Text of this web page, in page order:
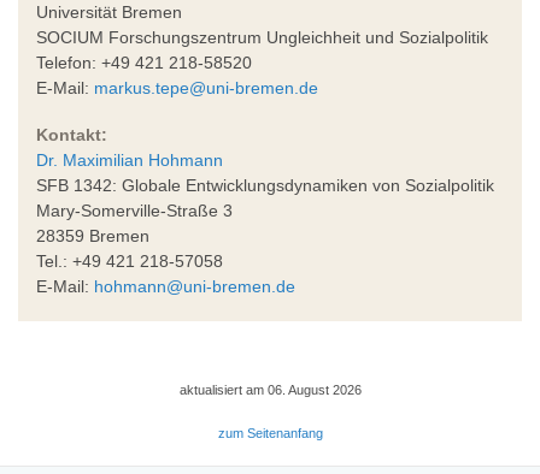
Universität Bremen
SOCIUM Forschungszentrum Ungleichheit und Sozialpolitik
Telefon: +49 421 218-58520
E-Mail: markus.tepe@uni-bremen.de
Kontakt:
Dr. Maximilian Hohmann
SFB 1342: Globale Entwicklungsdynamiken von Sozialpolitik
Mary-Somerville-Straße 3
28359 Bremen
Tel.: +49 421 218-57058
E-Mail: hohmann@uni-bremen.de
aktualisiert am 06. August 2026
zum Seitenanfang